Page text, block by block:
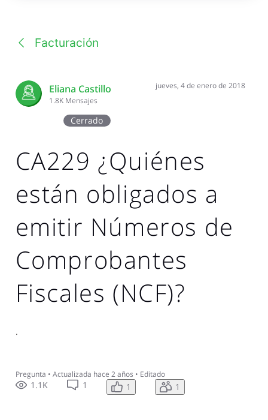
Facturación
Eliana Castillo
1.8K Mensajes
jueves, 4 de enero de 2018
Cerrado
CA229 ¿Quiénes
están obligados a
emitir Números de
Comprobantes
Fiscales (NCF)?
.
Pregunta • Actualizada hace 2 años • Editado
1.1K 1 1 1